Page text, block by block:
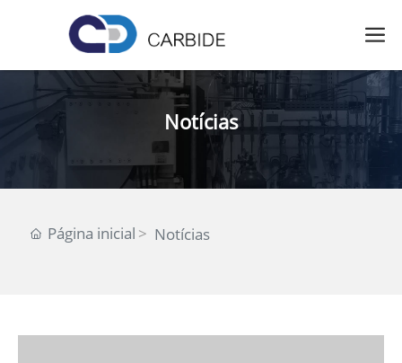
Notícias
Página inicial Notícias